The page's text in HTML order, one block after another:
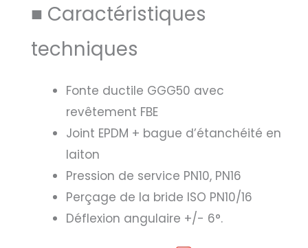
■ Caractéristiques
techniques
Fonte ductile GGG50 avec
revêtement FBE
Joint EPDM + bague d’étanchéité en
laiton
Pression de service PN10, PN16
Perçage de la bride ISO PN10/16
Déflexion angulaire +/- 6°.